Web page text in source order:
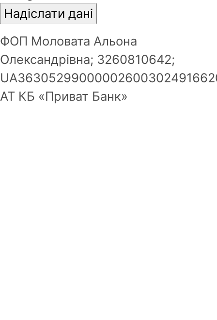
Зареєструватись
ФОП Моловата Альона
Олександрівна; 3260810642;
АТ КБ «Приват Банк»